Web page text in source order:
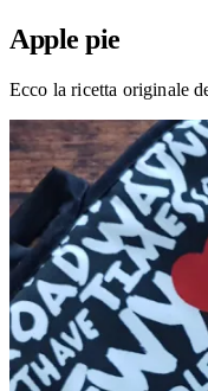
Apple pie
Ecco la ricetta originale